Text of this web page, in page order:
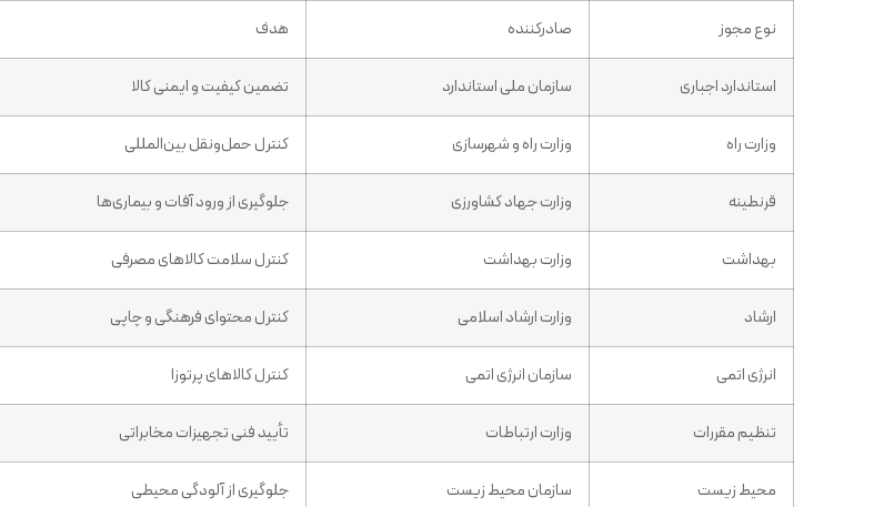
نوع مجوز صادرکننده هدف
استاندارد اجباری سازمان ملی استاندارد تضمین کیفیت و ایمنی کالا
وزارت راه وزارت راه و شهرسازی کنترل حمل‌ونقل بین‌المللی
قرنطینه وزارت جهاد کشاورزی جلوگیری از ورود آفات و بیماری‌ها
بهداشت وزارت بهداشت کنترل سلامت کالاهای مصرفی
ارشاد وزارت ارشاد اسلامی کنترل محتوای فرهنگی و چاپی
انرژی اتمی سازمان انرژی اتمی کنترل کالاهای پرتوزا
تنظیم مقررات وزارت ارتباطات تأیید فنی تجهیزات مخابراتی
محیط زیست سازمان محیط زیست جلوگیری از آلودگی محیطی